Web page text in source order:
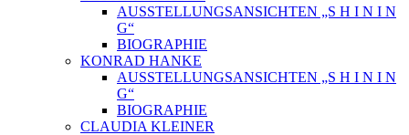
AUSSTELLUNGSANSICHTEN „S H I N I N
G“
BIOGRAPHIE
KONRAD HANKE
AUSSTELLUNGSANSICHTEN „S H I N I N
G“
BIOGRAPHIE
CLAUDIA KLEINER